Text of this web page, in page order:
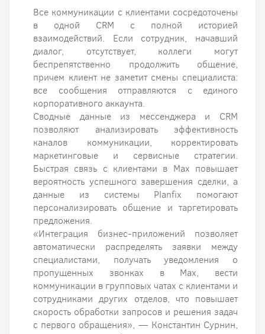
Все коммуникации с клиентами сосредоточены
в одной CRM с полной историей
взаимодействий. Если сотрудник, начавший
диалог, отсутствует, коллеги могут
беспрепятственно продолжить общение,
причем клиент не заметит смены специалиста:
все сообщения отправляются с единого
корпоративного аккаунта.
Сводные данные из мессенджера и CRM
позволяют анализировать эффективность
каналов коммуникации, корректировать
маркетинговые и сервисные стратегии.
Быстрая связь с клиентами в Max повышает
вероятность успешного завершения сделки, а
данные из системы Planfix помогают
персонализировать общение и таргетировать
предложения.
«Интеграция бизнес-приложений позволяет
автоматически распределять заявки между
специалистами, получать уведомления о
пропущенных звонках в Max, вести
коммуникации в групповых чатах с клиентами и
сотрудниками других отделов, что повышает
скорость обработки запросов и решения задач
с первого обращения», — Константин Сурнин,